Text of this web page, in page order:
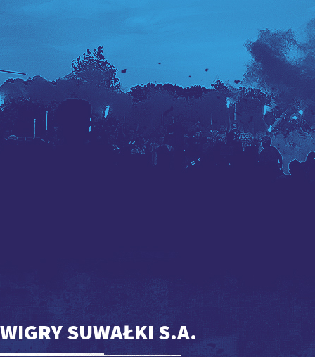
WIGRY SUWAŁKI S.A.